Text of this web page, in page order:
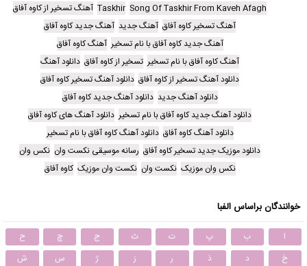
Song Of Taskhir From Kaveh Afagh
Taskhir آهنگ تسخیر از کاوه آفاق
آهنگ تسخیر کاوه آفاق آهنگ جدید آهنگ جدید کاوه آفاق
آهنگ جدید کاوه آفاق با نام تسخیر آهنگ کاوه آفاق
آهنگ کاوه آفاق با نام تسخیر تسخیر از کاوه آفاق دانلود آهنگ
دانلود آهنگ تسخیر از کاوه آفاق دانلود آهنگ تسخیر کاوه آفاق
دانلود آهنگ جدید دانلود آهنگ جدید کاوه آفاق
دانلود آهنگ جدید کاوه آفاق با نام تسخیر دانلود آهنگ های کاوه آفاق
دانلود آهنگ کاوه آفاق دانلود آهنگ کاوه آفاق با نام تسخیر
دانلود موزیک جدید تسخیر کاوه آفاق رسانه موسیقی نکست وان نکس وان
نکس وان موزیک نکست وان نکست وان موزیک کاوه آفاق
خوانندگان براساس الفبا
ا ب پ ت ث ج چ
ح
خ
د ذ ر ز ژ س
ش